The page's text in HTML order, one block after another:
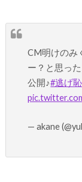
CM明けのみ
ー？と思っ
公開♪#逃げ恥
— akane